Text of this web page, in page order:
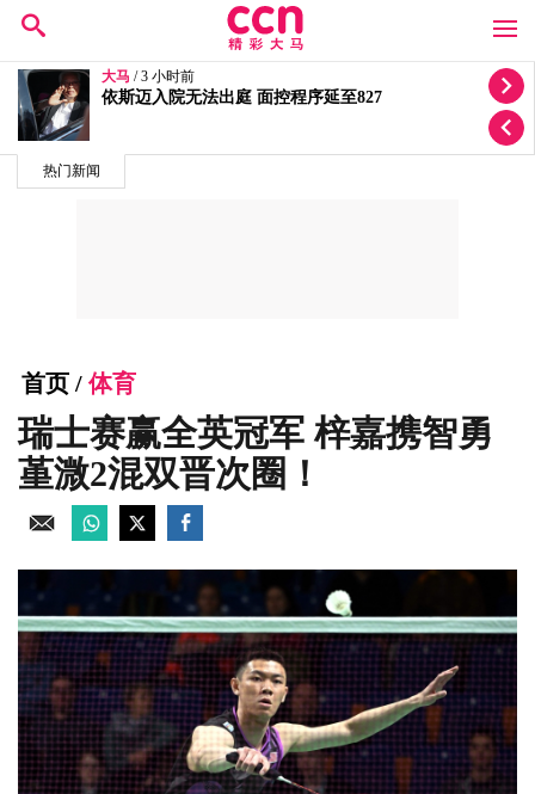
热门新闻
大马 / 3 小时前
依斯迈入院无法出庭 面控程序延至827
首页 / 体育
瑞士赛赢全英冠军 梓嘉携智勇
堇溦2混双晋次圈！